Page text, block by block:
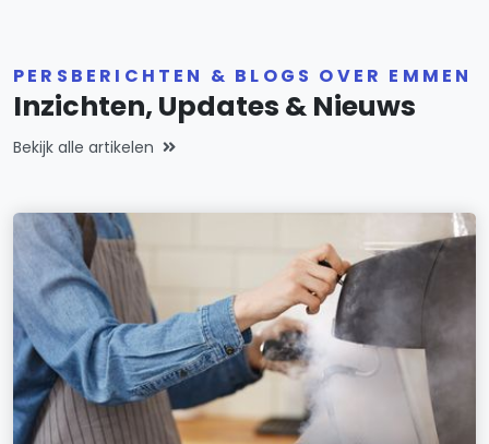
PERSBERICHTEN & BLOGS OVER EMMEN
Inzichten, Updates & Nieuws
Bekijk alle artikelen